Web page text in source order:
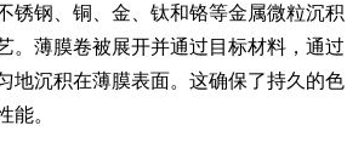
锈钢、铜、金、钛和铬等金属微粒沉积
。薄膜卷被展开并通过目标材料，通过
地沉积在薄膜表面。这确保了持久的色
能。